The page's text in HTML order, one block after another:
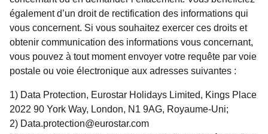
également d’un droit de rectification des informations qui
vous concernent. Si vous souhaitez exercer ces droits et
obtenir communication des informations vous concernant,
vous pouvez à tout moment envoyer votre requête par voie
postale ou voie électronique aux adresses suivantes :
1) Data Protection, Eurostar Holidays Limited, Kings Place
2022 90 York Way, London, N1 9AG, Royaume-Uni;
2) Data.protection@eurostar.com